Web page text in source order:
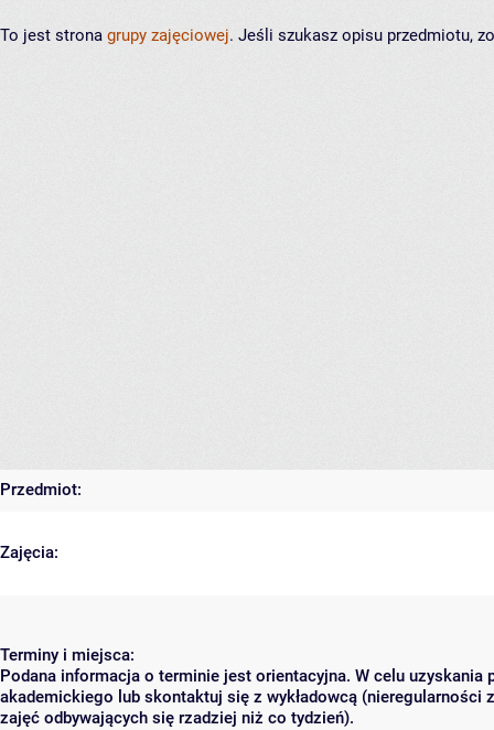
To jest strona grupy zajęciowej. Jeśli szukasz opisu przedmiotu,
Przedmiot:
Zajęcia:
Terminy i miejsca:
Podana informacja o terminie jest orientacyjna. W celu
akademickiego lub skontaktuj się z wykładowcą (nieregularności
zajęć odbywających się rzadziej niż co tydzień).